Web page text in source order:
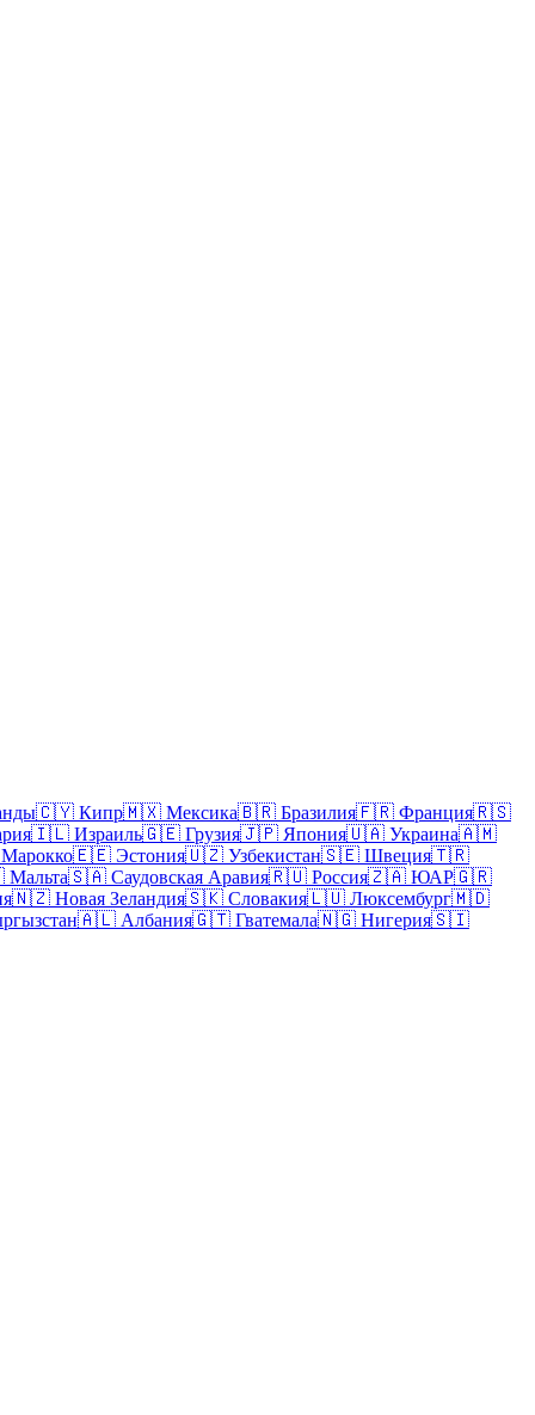
🇨🇾 Кипр🇲🇽 Мексика🇧🇷 Бразилия🇫🇷 Франция🇷🇸
🇮🇱 Израиль🇬🇪 Грузия🇯🇵 Япония🇺🇦 Украина🇦🇲
Марокко🇪🇪 Эстония🇺🇿 Узбекистан🇸🇪 Швеция🇹🇷
Мальта🇸🇦 Саудовская Аравия🇷🇺 Россия🇿🇦 ЮАР🇬🇷
🇳🇿 Новая Зеландия🇸🇰 Словакия🇱🇺 Люксембург🇲🇩
🇦🇱 Албания🇬🇹 Гватемала🇳🇬 Нигерия🇸🇮